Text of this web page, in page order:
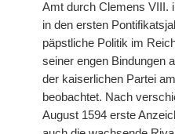
Amt durch Clemens VIII.
in den ersten
päpstliche Politik im
seiner engen Bindungen
der kaiserlichen Partei
beobachtet. Nach
August 1594 erste